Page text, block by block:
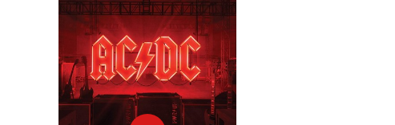
AC/DC ‎– Power Up CD
Ajouter au
panier
Détails